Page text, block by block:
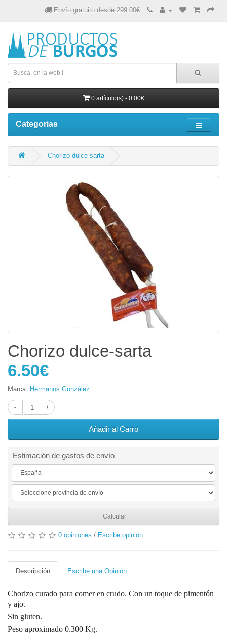
Envío gratuito desde 299.00€
0 artículo(s) - 0.00€
Categorias
Chorizo dulce-sarta
Chorizo dulce-sarta
6.50€
Marca: Hermanos González
Añadir al Carro
Estimación de gastos de envío
Calcular
0 opiniones / Escribe opinión
Descripción Escribe una Opinión
Chorizo curado para comer en crudo. Con un toque de pimentón
y ajo.
Sin gluten.
Peso aproximado 0.300 Kg.